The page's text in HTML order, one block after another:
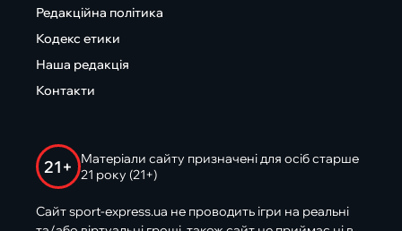
Редакційна політика
Кодекс етики
Наша редакція
Контакти
21+
Матеріали сайту призначені для осіб старше
21 року (21+)
Сайт sport-express.ua не проводить ігри на реальні